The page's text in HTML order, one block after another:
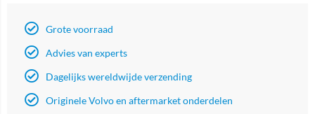
Grote voorraad
Advies van experts
Dagelijks wereldwijde verzending
Originele Volvo en aftermarket onderdelen